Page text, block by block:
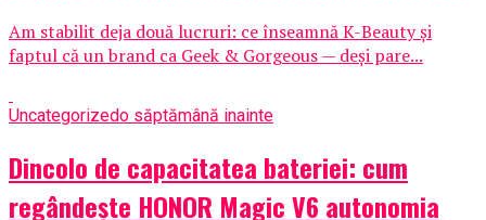
Am stabilit deja două lucruri: ce înseamnă K-Beauty și
faptul că un brand ca Geek & Gorgeous — deși pare...
Uncategorizedo săptămână inainte
Dincolo de capacitatea bateriei: cum
regândește HONOR Magic V6 autonomia